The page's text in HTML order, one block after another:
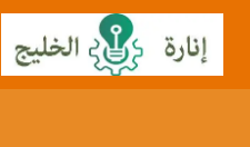
التجاوز
المحتوى